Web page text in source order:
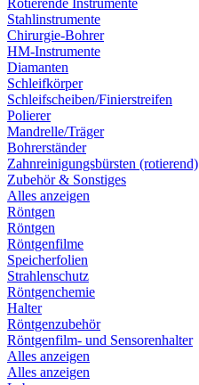
Rotierende Instrumente
Stahlinstrumente
Chirurgie-Bohrer
HM-Instrumente
Diamanten
Schleifkörper
Schleifscheiben/Finierstreifen
Polierer
Mandrelle/Träger
Bohrerständer
Zahnreinigungsbürsten (rotierend)
Zubehör & Sonstiges
Alles anzeigen
Röntgen
Röntgen
Röntgenfilme
Speicherfolien
Strahlenschutz
Röntgenchemie
Halter
Röntgenzubehör
Röntgenfilm- und Sensorenhalter
Alles anzeigen
Alles anzeigen